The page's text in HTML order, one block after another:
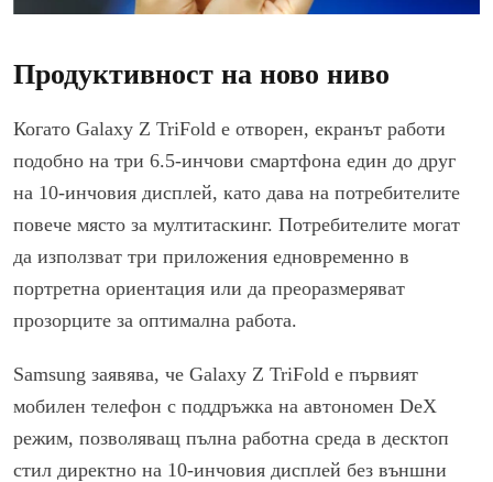
Продуктивност на ново ниво
Когато Galaxy Z TriFold е отворен, екранът работи
подобно на три 6.5-инчови смартфона един до друг
на 10-инчовия дисплей, като дава на потребителите
повече място за мултитаскинг. Потребителите могат
да използват три приложения едновременно в
портретна ориентация или да преоразмеряват
прозорците за оптимална работа.
Samsung заявява, че Galaxy Z TriFold е първият
мобилен телефон с поддръжка на автономен DeX
режим, позволяващ пълна работна среда в десктоп
стил директно на 10-инчовия дисплей без външни